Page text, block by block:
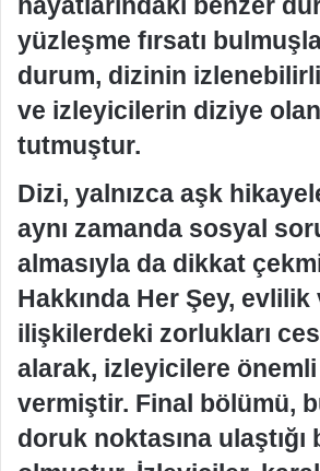
yüzleşme fırsatı
durum, dizinin
ve izleyicilerin diziye
tutmuştur.
Dizi, yalnızca aşk
aynı zamanda sosyal
almasıyla da dikkat
Hakkında Her Şey, evlilik
ilişkilerdeki zorlukları
alarak, izleyicilere
vermiştir. Final bölümü,
doruk noktasına ulaştığı